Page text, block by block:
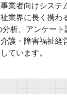
業者向けシステ
業界に長く携わ
析、アンケート
護・障害福祉経
ています。